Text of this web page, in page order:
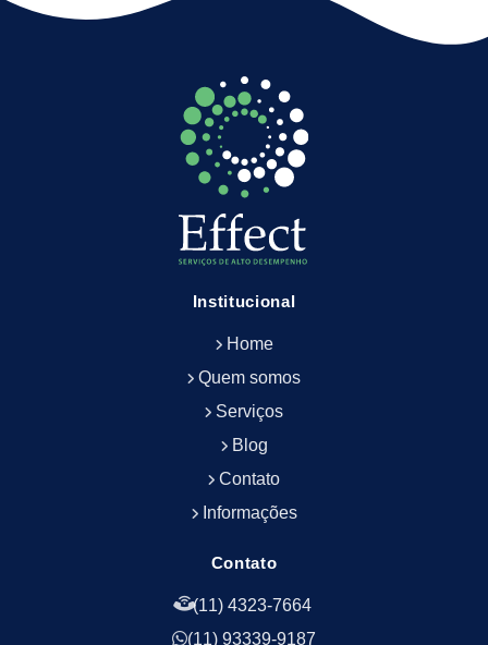
Empresa de Facilities
Empresa de Limpeza Empresarial
Empresa de Limpeza Predial
Empresa de Limpeza Predial Terceirizada
Empresa de Limpeza de Escritório
Empresa de Limpeza de Fachada
Empresa de Limpeza de Fachadas
Empresa de Limpeza e Conservação Predial
Empresa de Portaria e Controlador de Acesso
Empresa de Portaria e Limpeza
Empresa de Serviços Terceirizados
Empresa de Terceirização de Portaria
Empresa de Terceirização de Serviços de
Empresa de Terceirização de Serviços de
Empresa de Zeladoria e Portaria
Empresas Terceirizadas Recepção
Institucional
Home
Quem somos
Serviços
Blog
Contato
Informações
Contato
(11) 4323-7664
(11) 93339-9187